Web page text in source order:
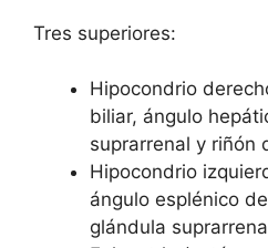
Tres superiores:
Hipocondrio
biliar, ángulo
suprarrenal y riñón
Hipocondrio
ángulo esplénico
glándula